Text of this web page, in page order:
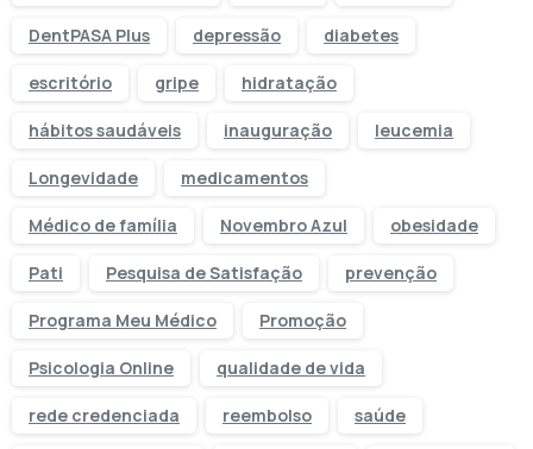
DentPASA Plus depressão diabetes
escritório gripe hidratação
hábitos saudáveis inauguração leucemia
Longevidade medicamentos
Médico de família Novembro Azul obesidade
Pati Pesquisa de Satisfação prevenção
Programa Meu Médico Promoção
Psicologia Online qualidade de vida
rede credenciada reembolso saúde